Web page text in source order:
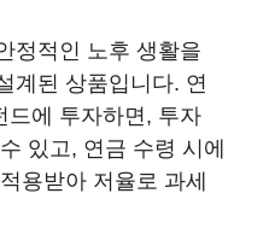
정적인 노후 생활을
계된 상품입니다. 연
드에 투자하면, 투자
있고, 연금 수령 시에
용받아 저율로 과세